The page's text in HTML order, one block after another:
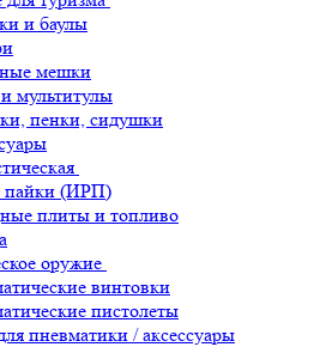
и баулы
мешки
мультитулы
пенки, сидушки
пайки (ИРП)
плиты и топливо
оружие
винтовки
пистолеты
пневматики / аксессуары